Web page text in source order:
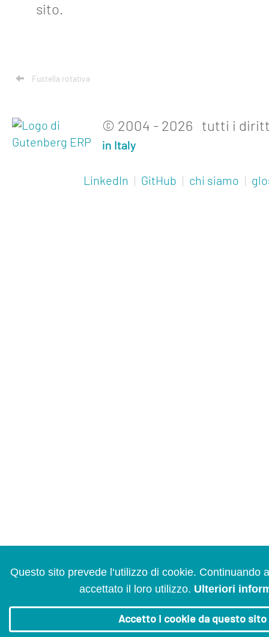
Glossario
con
Mediakit
Contatti
sito.
Fustella rotativa
© 2004 - 2026 tutti i
in Italy
LinkedIn GitHub chi siamo
Questo sito prevede l‘utilizzo di cookie. Continuando
accettato il loro utilizzo. Ulteriori
Accetto i cookie da questo sito